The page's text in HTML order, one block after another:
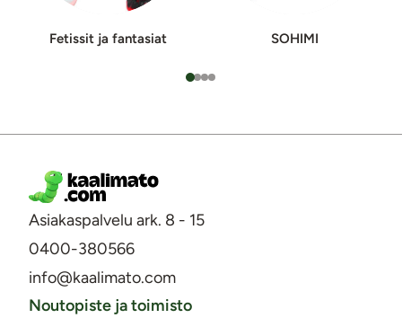
Fetissit ja fan­ta­si­at SOHIMI
Asiakaspalvelu ark. 8 - 15
0400-380566
info@kaalimato.com
Noutopiste ja toimisto